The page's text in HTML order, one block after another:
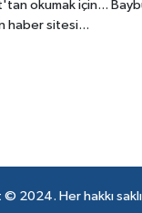
okumak için...
haber sitesi...
2024. Her hakkı